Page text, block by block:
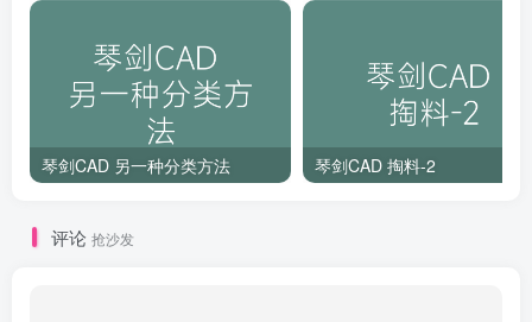
琴剑CAD 另一种分类方法 琴剑CAD 掏料-2
评论 抢沙发